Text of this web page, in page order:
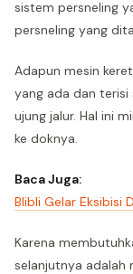
sistem persneling
persneling yang
Adapun mesin
yang ada dan
ujung jalur. Hal ini
ke doknya.
Baca Juga:
Blibli Gelar Eksibisi
Karena
selanjutnya adalah